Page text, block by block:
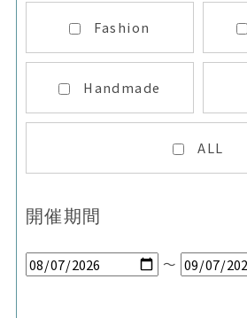
Fashion
Handmade
ALL
開催期間
～